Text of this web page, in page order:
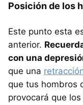
Posición de los
Este punto esta
anterior.
con una
que una
que tus hombros
provocará que